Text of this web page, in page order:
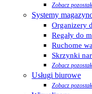
Zobacz
Systemy
Organizery
Regały do
Ruchome
Skrzynki
Zobacz
Usługi biurowe
Zobacz